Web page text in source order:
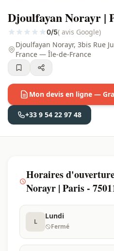
Djoulfayan Norayr |
0/5( avis Google)
Djoulfayan Norayr, 3bis Rue
France — Île-de-France
Mon devis en ligne —
+33 9 54 22 97 48
Horaires
Norayr | Paris -
L
Lundi
Fermé